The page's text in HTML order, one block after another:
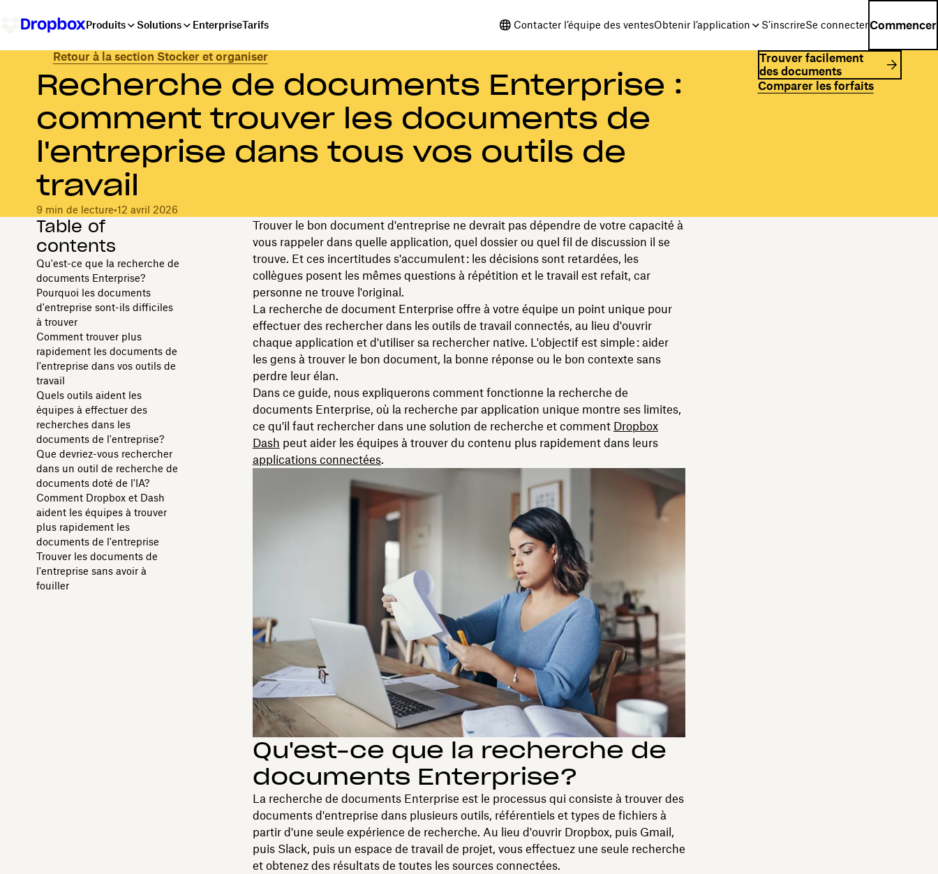
Produits Solutions EnterpriseTarifs Contacter l’équipe des ventesObtenir l’application S’inscrireSe connecterCommencer
Retour à la section Stocker et organiser
Recherche de documents Enterprise :
comment trouver les documents de
l'entreprise dans tous vos outils de
travail
9 min de lecture•12 avril 2026
Trouver facilement
des documents
Comparer les forfaits
Table of
contents
Qu'est-ce que la recherche de
documents Enterprise?
Pourquoi les documents
d'entreprise sont-ils difficiles
à trouver
Comment trouver plus
rapidement les documents de
l'entreprise dans vos outils de
travail
Quels outils aident les
équipes à effectuer des
recherches dans les
documents de l'entreprise?
Que devriez-vous rechercher
dans un outil de recherche de
documents doté de l'IA?
Comment Dropbox et Dash
aident les équipes à trouver
plus rapidement les
documents de l'entreprise
Trouver les documents de
l'entreprise sans avoir à
fouiller
Trouver le bon document d'entreprise ne devrait pas dépendre de votre capacité à
vous rappeler dans quelle application, quel dossier ou quel fil de discussion il se
trouve. Et ces incertitudes s'accumulent : les décisions sont retardées, les
collègues posent les mêmes questions à répétition et le travail est refait, car
personne ne trouve l'original.
La recherche de document Enterprise offre à votre équipe un point unique pour
effectuer des rechercher dans les outils de travail connectés, au lieu d'ouvrir
chaque application et d'utiliser sa rechercher native. L'objectif est simple : aider
les gens à trouver le bon document, la bonne réponse ou le bon contexte sans
perdre leur élan.
Dans ce guide, nous expliquerons comment fonctionne la recherche de
documents Enterprise, où la recherche par application unique montre ses limites,
ce qu'il faut rechercher dans une solution de recherche et comment Dropbox
Dash peut aider les équipes à trouver du contenu plus rapidement dans leurs
applications connectées.
Qu'est-ce que la recherche de
documents Enterprise?
La recherche de documents Enterprise est le processus qui consiste à trouver des
documents d'entreprise dans plusieurs outils, référentiels et types de fichiers à
partir d'une seule expérience de recherche. Au lieu d'ouvrir Dropbox, puis Gmail,
puis Slack, puis un espace de travail de projet, vous effectuez une seule recherche
et obtenez des résultats de toutes les sources connectées.